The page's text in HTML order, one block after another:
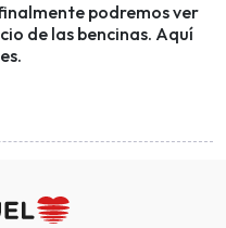
podremos ver
de las bencinas. Aquí